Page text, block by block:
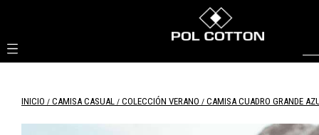
INICIO CAMISA CASUAL COLECCIÓN VERANO CAMISA CUADRO GRANDE